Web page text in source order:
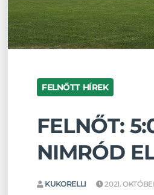
FELNŐTT HÍREK
FELNŐT:
NIMRÓD
KUKORELLI 2021.